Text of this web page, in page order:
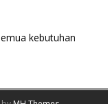
kebutuhan